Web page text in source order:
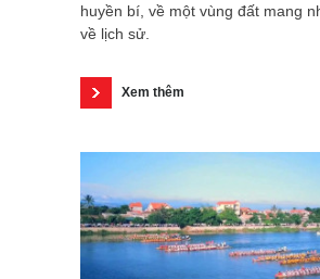
huyền bí, về một vùng đất mang
về lịch sử.
Xem thêm